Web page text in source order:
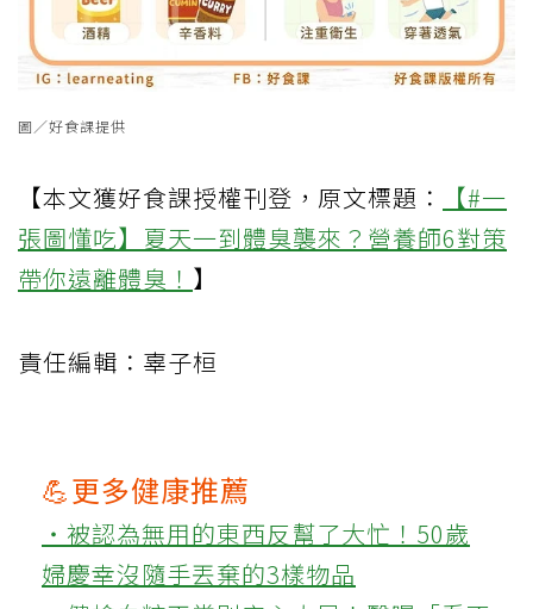
圖／好食課提供
【本文獲好食課授權刊登，原文標題：
【#一
張圖懂吃】夏天一到體臭襲來？營養師6對策
帶你遠離體臭！ 】
責任編輯：辜子桓
💪更多健康推薦
‧被認為無用的東西反幫了大忙！50歲
婦慶幸沒隨手丟棄的3樣物品